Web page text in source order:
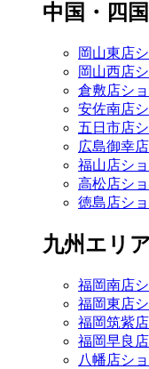
中国・四
岡山東店
岡山西店
倉敷店シ
安佐南店
五日市店
広島御幸
福山店シ
高松店シ
徳島店シ
九州エリ
福岡南店
福岡東店
福岡筑紫
福岡早良
八幡店シ